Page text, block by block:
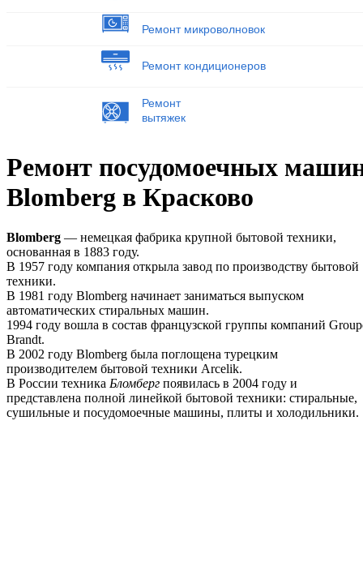
Ремонт микроволновок
Ремонт кондиционеров
Ремонт
вытяжек
Ремонт посудомоечных
Blomberg в Красково
Blomberg — немецкая фабрика крупной бытовой техники,
основанная в 1883 году.
В 1957 году компания открыла завод по производству бытовой
техники.
В 1981 году Blomberg начинает заниматься выпуском
автоматических стиральных машин.
1994 году вошла в состав французской группы компаний
Brandt.
В 2002 году Blomberg была поглощена турецким
производителем бытовой техники Arcelik.
В России техника Бломберг появилась в 2004 году и
представлена полной линейкой бытовой техники: стиральные,
сушильные и посудомоечные машины, плиты и холодильники.